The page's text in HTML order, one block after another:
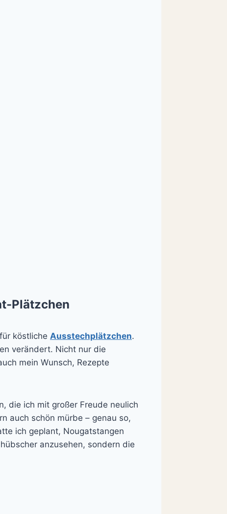
Plätzchen
köstliche Ausstechplätzchen.
verändert. Nicht nur die
mein Wunsch, Rezepte
die ich mit großer Freude neulich
auch schön mürbe – genau so,
ich geplant, Nougatstangen
anzusehen, sondern die